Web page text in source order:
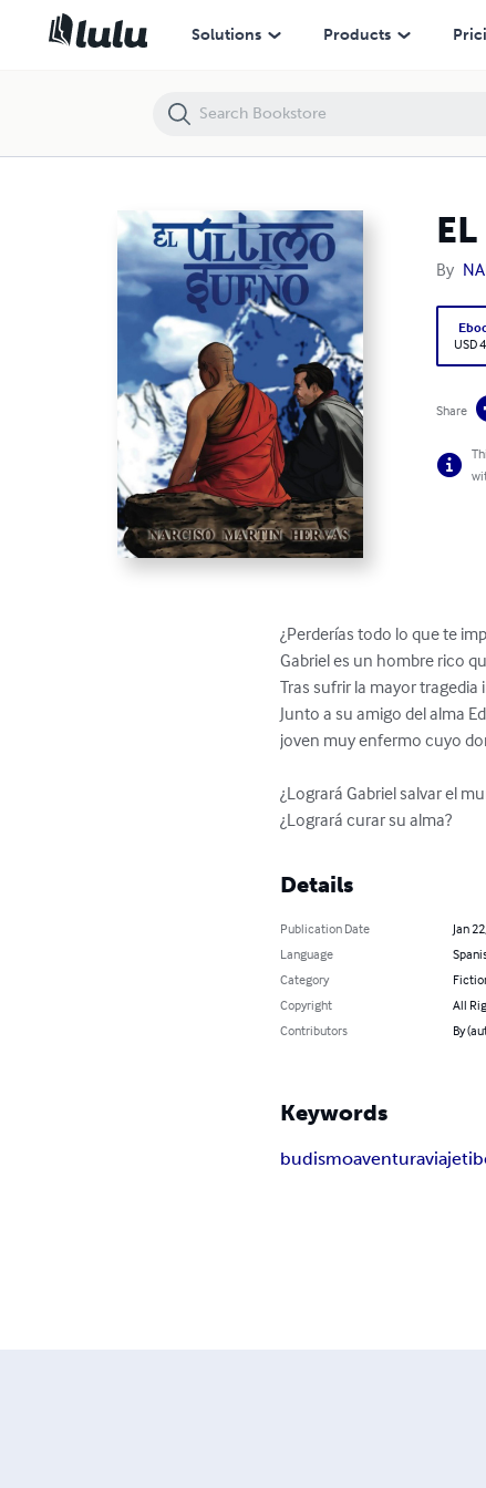
Solutions Products
By
USD
Share
¿Perderías todo lo que te
Gabriel es un hombre rico
Tras sufrir la mayor
Junto a su amigo del alma
joven muy enfermo cuyo
¿Logrará Gabriel salvar el
¿Logrará curar su alma?
Details
Publication Date
Jan
Language
Category
Copyright
All
Contributors
By
Keywords
budismoaventuraviaje
EL ÚLTIMO SUEÑO